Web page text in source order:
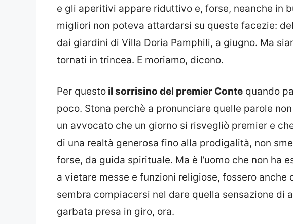
e gli aperitivi appare riduttivo e, forse, neanche in
migliori non poteva attardarsi su queste facezie:
dai giardini di Villa Doria Pamphili, a giugno. Ma
tornati in trincea. E moriamo, dicono.
Per questo il sorrisino del premier Conte quando
poco. Stona perchè a pronunciare quelle parole
un avvocato che un giorno si risvegliò premier e
di una realtà generosa fino alla prodigalità, non
forse, da guida spirituale. Ma è l’uomo che non ha
a vietare messe e funzioni religiose, fossero anche
sembra compiacersi nel dare quella sensazione di
garbata presa in giro, ora.